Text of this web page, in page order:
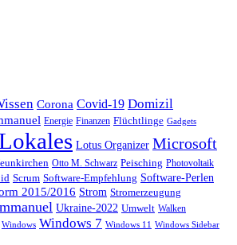
Corona Covid-19 Domizil
Energie Finanzen Flüchtlinge Gadgets
Lotus Organizer Microsoft
Otto M. Schwarz Peisching Photovoltaik
Scrum Software-Empfehlung Software-Perlen
2015/2016 Strom Stromerzeugung
Ukraine-2022 Umwelt Walken
Windows Windows 7 Windows 11 Windows Sidebar